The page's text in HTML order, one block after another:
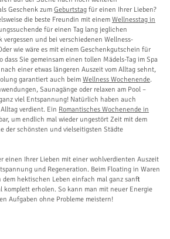
Geschenk zumGeburtstag für einen Ihrer Lieben?
die beste Freundin mit einem Wellnesstag in
für einen Tag lang jeglichen
vergessen und bei verschiedenen Wellness-
wie wäre es mit einem Geschenkgutschein für
dass Sie gemeinsam einen tollen Mädels-Tag im Spa
einer etwas längeren Auszeit vom Alltag sehnt,
garantiert auch beim Wellness Wochenende.
Saunagänge oder relaxen am Pool –
viel Entspannung! Natürlich haben auch
verdient. Ein Romantisches Wochenende in
um endlich mal wieder ungestört Zeit mit dem
der schönsten und vielseitigsten Städte
einen Ihrer Lieben mit einer wohlverdienten Auszeit
und Regeneration. Beim Floating in Waren
dem hektischen Leben einfach mal ganz sanft
komplett erholen. So kann man mit neuer Energie
Aufgaben ohne Probleme meistern!